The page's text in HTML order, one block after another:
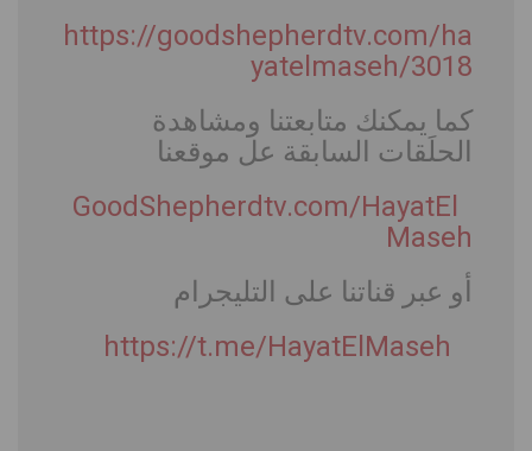
https://goodshepherdtv.com/ha
yatelmaseh/3018
كما يمكنك متابعتنا ومشاهدة
الحلَقات السابقة عل موقعنا
GoodShepherdtv.com/HayatEl
Maseh
أو عبر قناتنا على التليجرام
https://t.me/HayatElMaseh